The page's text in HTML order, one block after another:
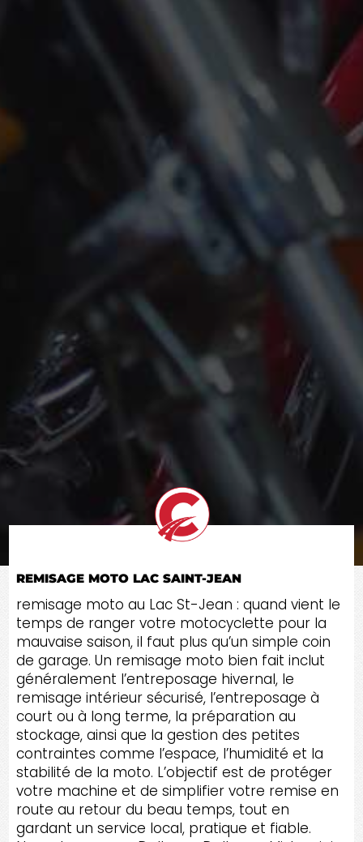
REMISAGE MOTO LAC SAINT-JEAN
remisage moto au Lac St-Jean : quand vient le
temps de ranger votre motocyclette pour la
mauvaise saison, il faut plus qu’un simple coin
de garage. Un remisage moto bien fait inclut
généralement l’entreposage hivernal, le
remisage intérieur sécurisé, l’entreposage à
court ou à long terme, la préparation au
stockage, ainsi que la gestion des petites
contraintes comme l’espace, l’humidité et la
stabilité de la moto. L’objectif est de protéger
votre machine et de simplifier votre remise en
route au retour du beau temps, tout en
gardant un service local, pratique et fiable.